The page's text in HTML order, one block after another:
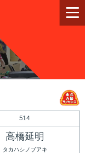
514
高橋延明
タカハシノブアキ